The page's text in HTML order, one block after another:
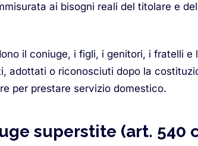
ai bisogni reali del titolare e
il coniuge, i figli, i genitori, i fratelli e
adottati o riconosciuti dopo la
per prestare servizio domestico.
superstite (art. 540